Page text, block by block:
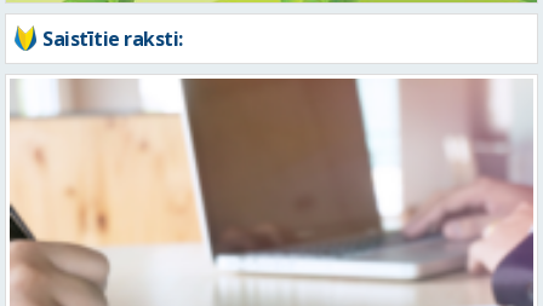
Saistītie raksti: